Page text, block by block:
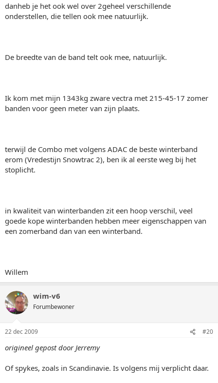
danheb je het ook wel over 2geheel verschillende
onderstellen, die tellen ook mee natuurlijk.
De breedte van de band telt ook mee, natuurlijk.
Ik kom met mijn 1343kg zware vectra met 215-45-17 zomer
banden voor geen meter van zijn plaats.
terwijl de Combo met volgens ADAC de beste winterband
erom (Vredestijn Snowtrac 2), ben ik al eerste weg bij het
stoplicht.
in kwaliteit van winterbanden zit een hoop verschil, veel
goede kope winterbanden hebben meer eigenschappen van
een zomerband dan van een winterband.
Willem
wim-v6
Forumbewoner
22 dec 2009 #20
origineel gepost door Jerremy
Of spykes, zoals in Scandinavie. Is volgens mij verplicht daar.